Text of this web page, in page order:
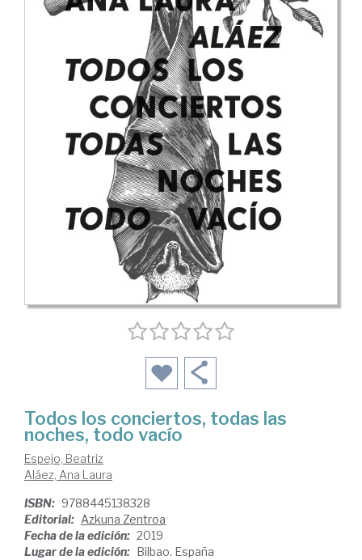
Todos los conciertos, todas las
noches, todo vacío
Espejo, Beatriz
Aláez, Ana Laura
ISBN: 9788445138328
Editorial: Azkuna Zentroa
Fecha de la edición: 2019
Lugar de la edición: Bilbao. España